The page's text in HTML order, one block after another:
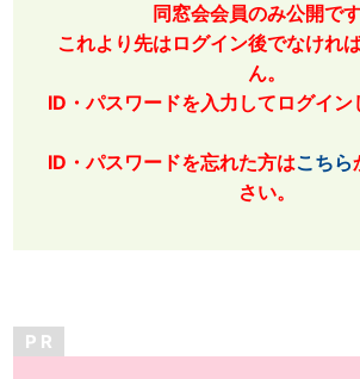
同窓会会員のみ公開です
これより先はログイン後でなけれ
ん。
ID・パスワードを入力してログイン
ID・パスワードを忘れた方はこちら
さい。
P R